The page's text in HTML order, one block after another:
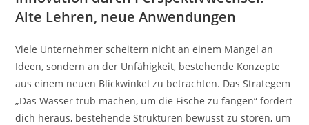
Alte Lehren, neue Anwendungen
Viele Unternehmer scheitern nicht an einem Mangel an
Ideen, sondern an der Unfähigkeit, bestehende Konzepte
aus einem neuen Blickwinkel zu betrachten. Das Strategem
„Das Wasser trüb machen, um die Fische zu fangen“ fordert
dich heraus, bestehende Strukturen bewusst zu stören, um